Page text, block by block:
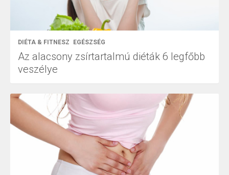
DIÉTA & FITNESZ EGÉSZSÉG
Az alacsony zsírtartalmú diéták 6 legfőbb
veszélye